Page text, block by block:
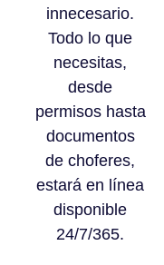
innecesario.
Todo lo que
necesitas,
desde
permisos hasta
documentos
de choferes,
estará en línea
disponible
24/7/365.